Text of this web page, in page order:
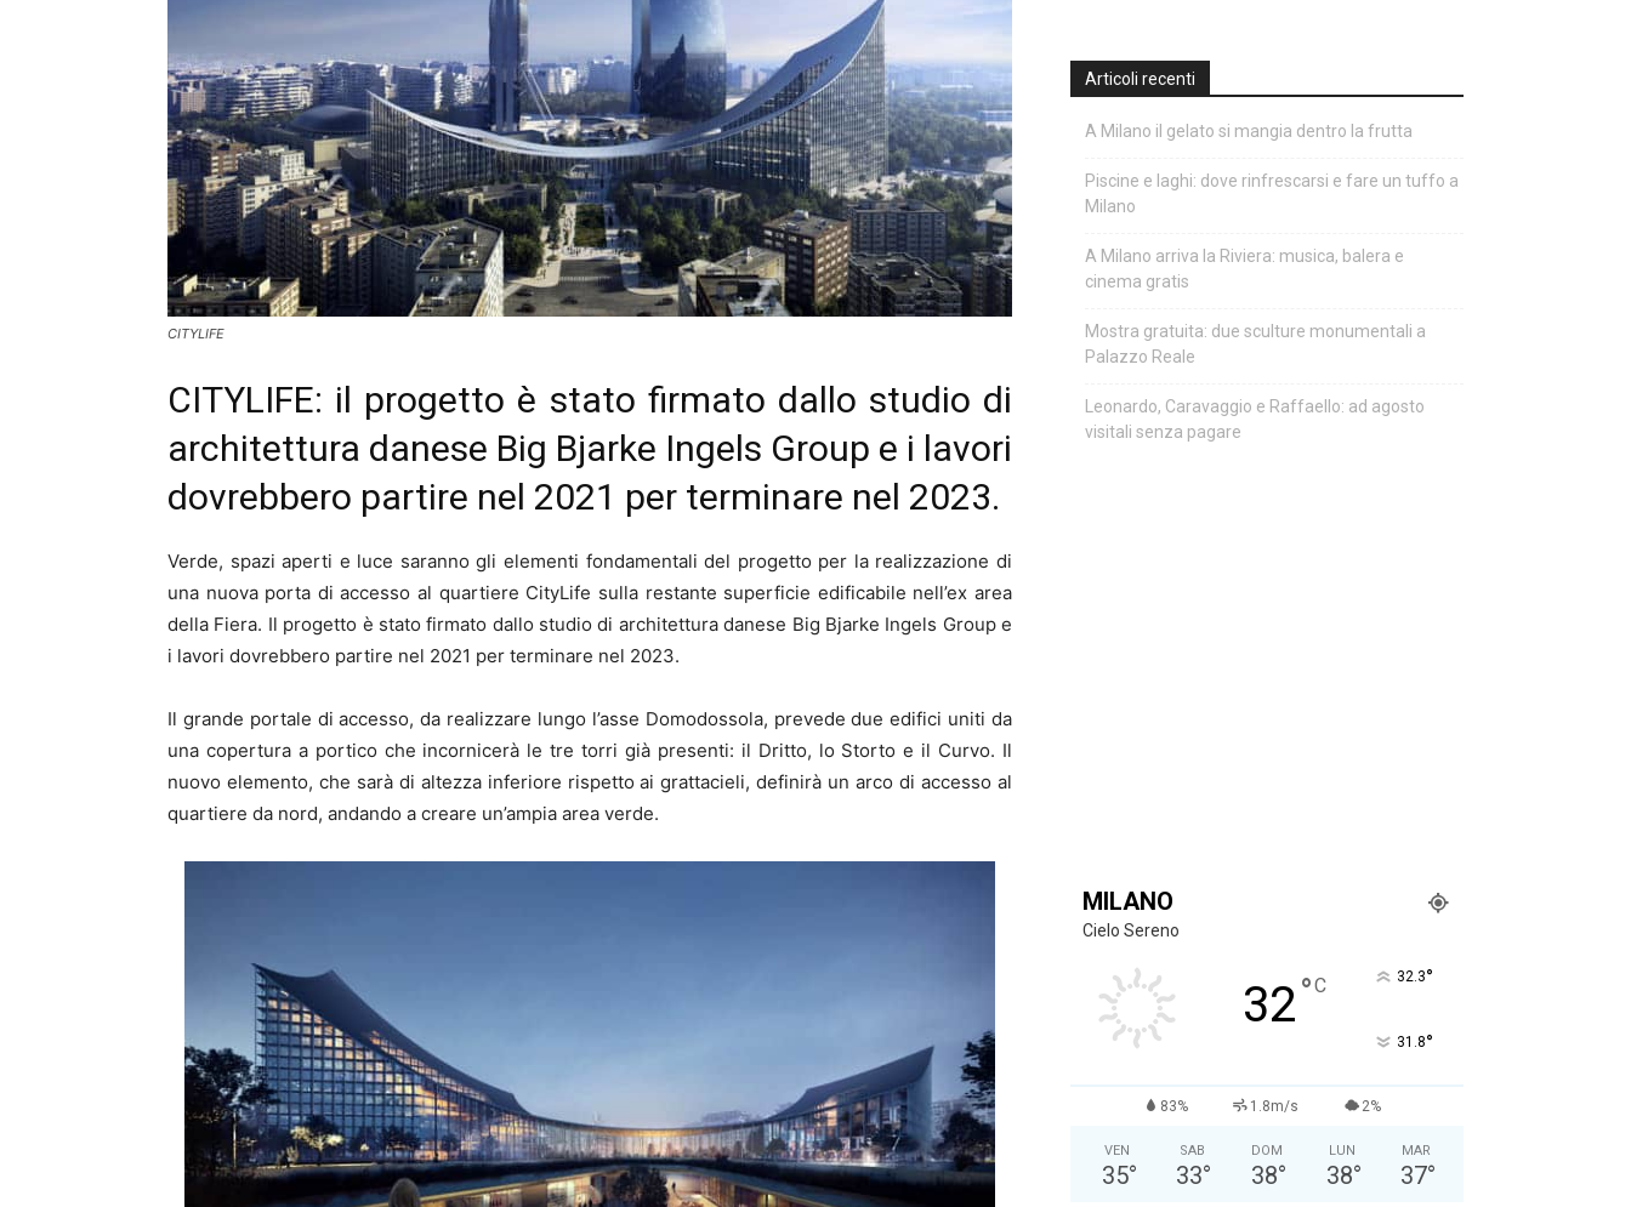
CITYLIFE
CITYLIFE: il progetto è stato firmato dallo studio di
architettura danese Big Bjarke Ingels Group e i lavori
dovrebbero partire nel 2021 per terminare nel 2023.
Verde, spazi aperti e luce saranno gli elementi fondamentali del progetto per la realizzazione di
una nuova porta di accesso al quartiere CityLife sulla restante superficie edificabile nell’ex area
della Fiera. Il progetto è stato firmato dallo studio di architettura danese Big Bjarke Ingels Group e
i lavori dovrebbero partire nel 2021 per terminare nel 2023.
Il grande portale di accesso, da realizzare lungo l’asse Domodossola, prevede due edifici uniti da
una copertura a portico che incornicerà le tre torri già presenti: il Dritto, lo Storto e il Curvo. Il
nuovo elemento, che sarà di altezza inferiore rispetto ai grattacieli, definirà un arco di accesso al
quartiere da nord, andando a creare un’ampia area verde.
Articoli recenti
A Milano il gelato si mangia dentro la frutta
Piscine e laghi: dove rinfrescarsi e fare un tuffo a
Milano
A Milano arriva la Riviera: musica, balera e
cinema gratis
Mostra gratuita: due sculture monumentali a
Palazzo Reale
Leonardo, Caravaggio e Raffaello: ad agosto
visitali senza pagare
MILANO
Cielo Sereno
32°C 32.3°
31.8°
83% 1.8m/s 2%
VEN
35°
SAB
33°
DOM
38°
LUN
38°
MAR
37°